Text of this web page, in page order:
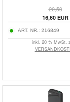
20,50
16,60EUR
ART. NR.: 216849
inkl. 20 % MwSt.